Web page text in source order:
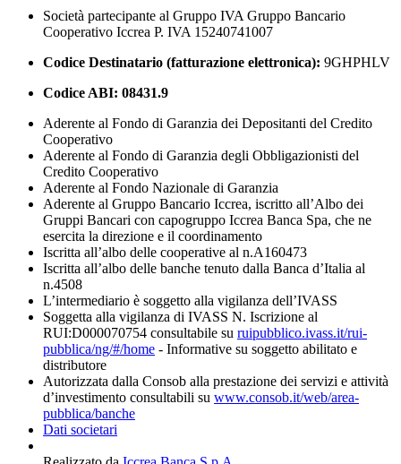
Società partecipante al Gruppo IVA Gruppo Bancario
Cooperativo Iccrea P. IVA 15240741007
Codice Destinatario (fatturazione elettronica): 9GHPHLV
Codice ABI: 08431.9
Aderente al Fondo di Garanzia dei Depositanti del Credito
Cooperativo
Aderente al Fondo di Garanzia degli Obbligazionisti del
Credito Cooperativo
Aderente al Fondo Nazionale di Garanzia
Aderente al Gruppo Bancario Iccrea, iscritto all’Albo dei
Gruppi Bancari con capogruppo Iccrea Banca Spa, che ne
esercita la direzione e il coordinamento
Iscritta all’albo delle cooperative al n.A160473
Iscritta all’albo delle banche tenuto dalla Banca d’Italia al
n.4508
L’intermediario è soggetto alla vigilanza dell’IVASS
Soggetta alla vigilanza di IVASS N. Iscrizione al
RUI:D000070754 consultabile su ruipubblico.ivass.it/rui-
pubblica/ng/#/home - Informative su soggetto abilitato e
distributore
Autorizzata dalla Consob alla prestazione dei servizi e attività
d’investimento consultabili su www.consob.it/web/area-
pubblica/banche
Dati societari